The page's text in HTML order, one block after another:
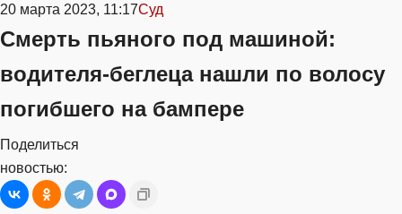
20 марта 2023, 11:17Суд
Смерть пьяного под машиной:
водителя-беглеца нашли по волосу
погибшего на бампере
Поделиться
новостью: